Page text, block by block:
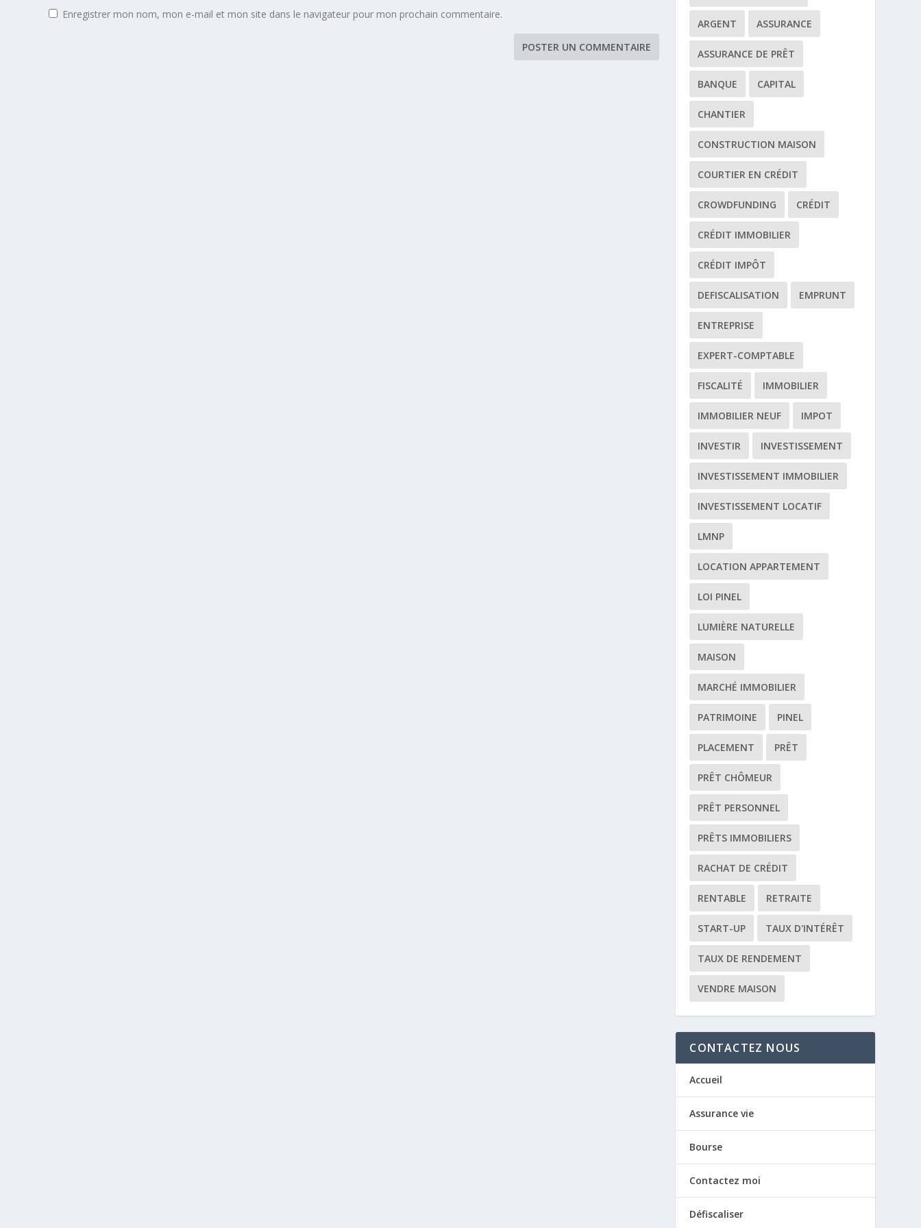
Enregistrer mon nom, mon e-mail et mon site dans le navigateur pour mon prochain commentaire.
ARGENT ASSURANCE
ASSURANCE DE PRÊT
BANQUE CAPITAL
CHANTIER
CONSTRUCTION MAISON
COURTIER EN CRÉDIT
CROWDFUNDING CRÉDIT
CRÉDIT IMMOBILIER
CRÉDIT IMPÔT
DEFISCALISATION EMPRUNT
ENTREPRISE
EXPERT-COMPTABLE
FISCALITÉ IMMOBILIER
IMMOBILIER NEUF IMPOT
INVESTIR INVESTISSEMENT
INVESTISSEMENT IMMOBILIER
INVESTISSEMENT LOCATIF
LMNP
LOCATION APPARTEMENT
LOI PINEL
LUMIÈRE NATURELLE
MAISON
MARCHÉ IMMOBILIER
PATRIMOINE PINEL
PLACEMENT PRÊT
PRÊT CHÔMEUR
PRÊT PERSONNEL
PRÊTS IMMOBILIERS
RACHAT DE CRÉDIT
RENTABLE RETRAITE
START-UP TAUX D'INTÉRÊT
TAUX DE RENDEMENT
VENDRE MAISON
CONTACTEZ NOUS
Accueil
Assurance vie
Bourse
Contactez moi
Défiscaliser